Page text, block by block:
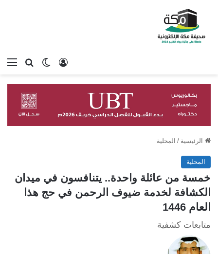
بحثالوضع
تسجيل الدخول
الرئيسية / المحلية
المحلية
خمسة من عائلة واحدة.. يتنافسون في ميدان
الكشافة لخدمة ضيوف الرحمن في حج هذا
العام 1446
متابعات كشفية